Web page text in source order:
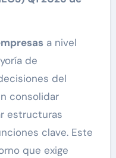
a nivel
de
del
consolidar
estructuras
clave. Este
que exige